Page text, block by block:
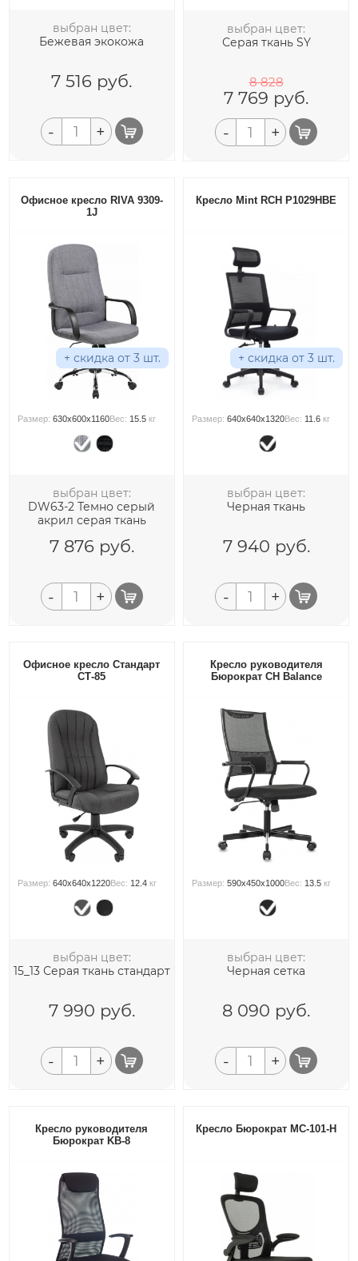
выбран цвет:
Бежевая экокожа
7 516 руб.
- +
выбран цвет:
Серая ткань SY
8 828
7 769 руб.
- +
Офисное кресло RIVA 9309-
1J
+ скидка от 3 шт.
Размер:630x600x1160Вес: 15.5 кг
выбран цвет:
DW63-2 Темно серый
акрил серая ткань
7 876 руб.
- +
Кресло Mint RCH P1029HBE
+ скидка от 3 шт.
Размер:640x640x1320Вес: 11.6 кг
выбран цвет:
Черная ткань
7 940 руб.
- +
Офисное кресло Стандарт
СТ-85
Размер:640x640x1220Вес: 12.4 кг
выбран цвет:
15_13 Серая ткань стандарт
7 990 руб.
- +
Кресло руководителя
Бюрократ CH Balance
Размер:590x450x1000Вес: 13.5 кг
выбран цвет:
Черная сетка
8 090 руб.
- +
Кресло руководителя
Бюрократ KB-8
Кресло Бюрократ MC-101-H